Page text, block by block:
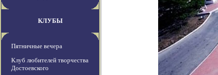
КЛУБЫ
Пятничные вечера
Клуб любителей творчества
Достоевского